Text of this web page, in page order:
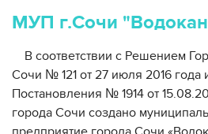
МУП г.Сочи
В соответствии с Решением
Сочи № 121 от 27 июля 2016 года
Постановления № 1914 от
города Сочи создано